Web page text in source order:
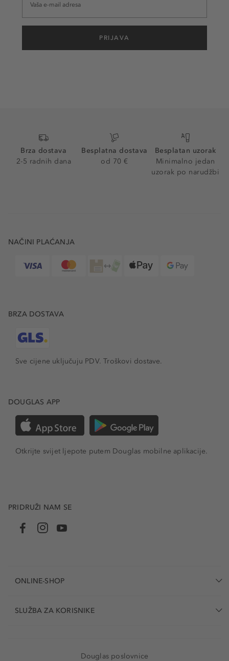
PRIJAVA
Brza dostava
2-5 radnih dana
Besplatna dostava
od 70 €
Besplatan uzorak
Minimalno jedan
uzorak po narudžbi
NAČINI PLAĆANJA
BRZA DOSTAVA
Sve cijene uključuju PDV.Troškovi dostave.
DOUGLAS APP
Otkrijte svijet ljepote putem Douglas mobilne aplikacije.
PRIDRUŽI NAM SE
ONLINE-SHOP
SLUŽBA ZA KORISNIKE
Douglas poslovnice